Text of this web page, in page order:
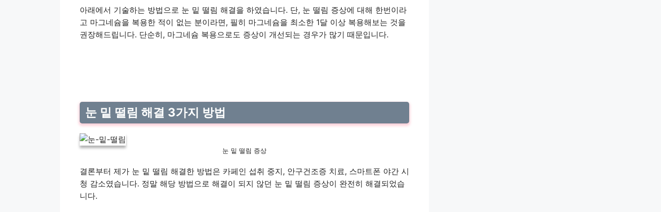
아래에서 기술하는 방법으로 눈 밑 떨림 해결을 하였습니다. 단, 눈 떨림 증상에 대해 한번이라
고 마그네슘을 복용한 적이 없는 분이라면, 필히 마그네슘을 최소한 1달 이상 복용해보는 것을
권장해드립니다. 단순히, 마그네슘 복용으로도 증상이 개선되는 경우가 많기 때문입니다.
눈 밑 떨림 해결 3가지 방법
눈 밑 떨림 증상
결론부터 제가 눈 밑 떨림 해결한 방법은 카페인 섭취 중지, 안구건조증 치료, 스마트폰 야간 시
청 감소였습니다. 정말 해당 방법으로 해결이 되지 않던 눈 밑 떨림 증상이 완전히 해결되었습
니다.